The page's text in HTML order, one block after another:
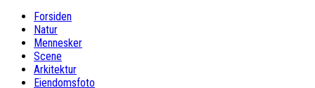
Forsiden
Natur
Mennesker
Scene
Arkitektur
Eiendomsfoto